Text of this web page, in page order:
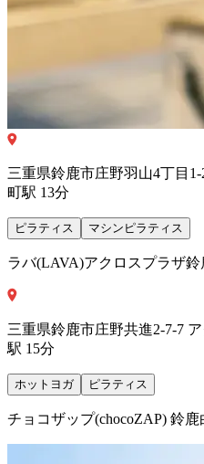
三重県鈴鹿市庄野羽山4丁目
町駅 13分
ピラティス マシンピラティス
ラバ(LAVA)アクロスプラザ鈴
三重県鈴鹿市庄野共進2-7-7
駅 15分
ホットヨガ ピラティス
チョコザップ(chocoZAP) 鈴鹿